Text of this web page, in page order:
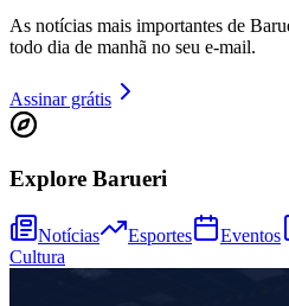
As notícias mais importantes de
todo dia de manhã no seu e-mail.
Assinar grátis
Explore Barueri
Notícias Esportes Eventos
Cultura